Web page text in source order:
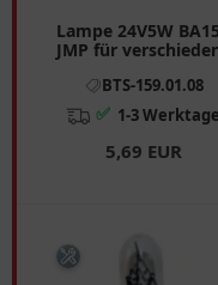
Lampe 24V5W
JMP für
BTS-159.01.08
✅ 1-3 Werktage
5,69 EUR